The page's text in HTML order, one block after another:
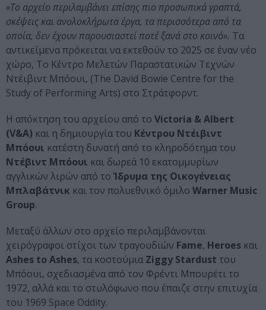
«Το αρχείο περιλαμβάνει επίσης πιο προσωπικά γραπτά,
σκέψεις και ανολοκλήρωτα έργα, τα περισσότερα από τα
οποία, δεν έχουν παρουσιαστεί ποτέ ξανά στο κοινό». Τα
αντικείμενα πρόκειται να εκτεθούν το 2025 σε έναν νέο
χώρο, Το Κέντρο Μελετών Παραστατικών Τεχνών
Ντέιβιντ Μπόουι, (The David Bowie Centre for the
Study of Performing Arts) στο Στράτφορντ.
Η απόκτηση του αρχείου από το Victoria & Albert
(V&A) και η δημιουργία του Κέντρου Ντέιβιντ
Μπόουι κατέστη δυνατή από το κληροδότημα του
Ντέβιντ Μπόουι και δωρεά 10 εκατομμυρίων
αγγλικών λιρών από το Ίδρυμα της Οικογένειας
Μπλαβάτνικ και τον πολυεθνικό όμιλο Warner Music
Group.
Μεταξύ άλλων στο αρχείο περιλαμβάνονται
χειρόγραφοι στίχοι των τραγουδιών Fame, Heroes και
Ashes to Ashes, τα κοστούμια Ziggy Stardust του
Μπόουι, σχεδιασμένα από τον Φρέντι Μπουρέτι το
1972, αλλά και το στυλόφωνο που έπαιζε στην επιτυχία
του 1969 Space Oddity.